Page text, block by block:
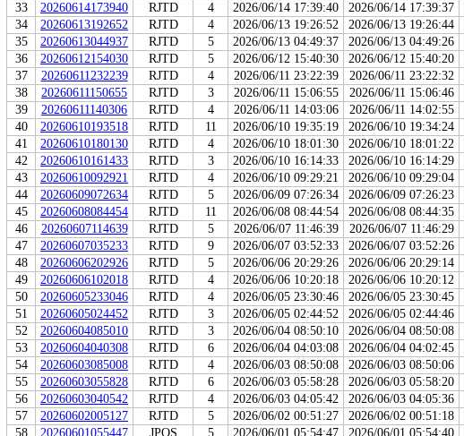
33
20260614173940 RJTD 4 2026/06/14 17:39:40 2026/06/14 17:39:37
34
20260613192652 RJTD 4 2026/06/13 19:26:52 2026/06/13 19:26:44
35
20260613044937 RJTD 5 2026/06/13 04:49:37 2026/06/13 04:49:26
36
20260612154030 RJTD 5 2026/06/12 15:40:30 2026/06/12 15:40:20
37
20260611232239 RJTD 4 2026/06/11 23:22:39 2026/06/11 23:22:32
38
20260611150655 RJTD 3 2026/06/11 15:06:55 2026/06/11 15:06:46
39
20260611140306 RJTD 4 2026/06/11 14:03:06 2026/06/11 14:02:55
40
20260610193518 RJTD 11 2026/06/10 19:35:19 2026/06/10 19:34:24
41
20260610180130 RJTD 4 2026/06/10 18:01:30 2026/06/10 18:01:22
42
20260610161433 RJTD 3 2026/06/10 16:14:33 2026/06/10 16:14:29
43
20260610092921 RJTD 4 2026/06/10 09:29:21 2026/06/10 09:29:04
44
20260609072634 RJTD 5 2026/06/09 07:26:34 2026/06/09 07:26:23
45
20260608084454 RJTD 11 2026/06/08 08:44:54 2026/06/08 08:44:35
46
20260607114639 RJTD 5 2026/06/07 11:46:39 2026/06/07 11:46:29
47
20260607035233 RJTD 9 2026/06/07 03:52:33 2026/06/07 03:52:26
48
20260606202926 RJTD 5 2026/06/06 20:29:26 2026/06/06 20:29:14
49
20260606102018 RJTD 4 2026/06/06 10:20:18 2026/06/06 10:20:12
50
20260605233046 RJTD 4 2026/06/05 23:30:46 2026/06/05 23:30:45
51
20260605024452 RJTD 3 2026/06/05 02:44:52 2026/06/05 02:44:46
52
20260604085010 RJTD 3 2026/06/04 08:50:10 2026/06/04 08:50:08
53
20260604040308 RJTD 6 2026/06/04 04:03:08 2026/06/04 04:02:45
54
20260603085008 RJTD 4 2026/06/03 08:50:08 2026/06/03 08:50:06
55
20260603055828 RJTD 6 2026/06/03 05:58:28 2026/06/03 05:58:20
56
20260603040542 RJTD 4 2026/06/03 04:05:42 2026/06/03 04:05:36
57
20260602005127 RJTD 5 2026/06/02 00:51:27 2026/06/02 00:51:18
58
20260601055447 JPOS 5 2026/06/01 05:54:47 2026/06/01 05:54:40